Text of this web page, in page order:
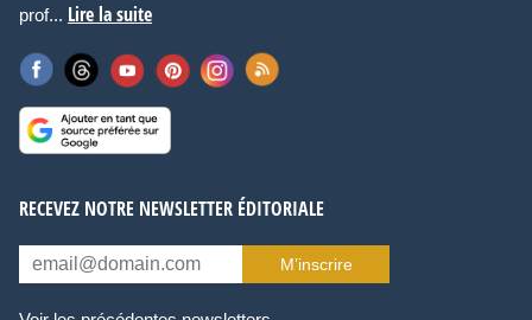
prof... Lire la suite
RECEVEZ NOTRE NEWSLETTER ÉDITORIALE
M’inscrire